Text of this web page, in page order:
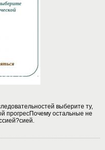
выберите ту,
прогресПочему остальные не